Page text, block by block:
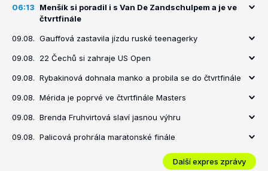
06:13
Menšík si poradil i s Van De Zandschulpem a je ve
čtvrtfinále
09.08. Gauffová zastavila jízdu ruské teenagerky
09.08. 22 Čechů si zahraje US Open
09.08. Rybakinová dohnala manko a probila se do čtvrtfinále
09.08. Mérida je poprvé ve čtvrtfinále Masters
09.08. Brenda Fruhvirtová slaví jasnou výhru
09.08. Palicová prohrála maratonské finále
Další expres zprávy